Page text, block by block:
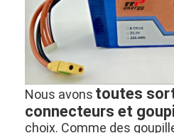
Maison
Produits
Au sujet de nous
Nous avons toutes
connecteurs et
choix. Comme des